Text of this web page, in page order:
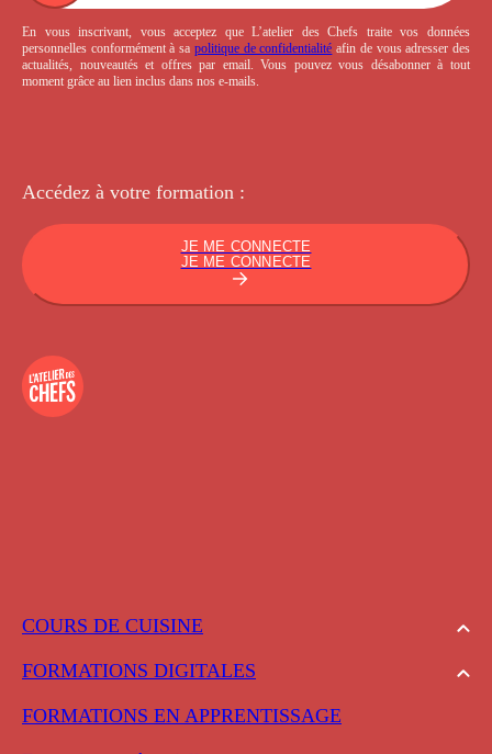
COURS DE CUISINE
FORMATIONS DIGITALES
FORMATIONS EN APPRENTISSAGE
En vous inscrivant, vous acceptez que L’atelier des Chefs traite vos données
personnelles conformément à sa politique de confidentialité afin de vous adresser des
actualités, nouveautés et offres par email. Vous pouvez vous désabonner à tout
moment grâce au lien inclus dans nos e-mails.
Accédez à votre formation :
JE ME CONNECTE
JE ME CONNECTE